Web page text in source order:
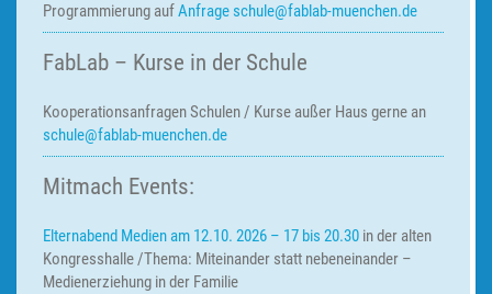
Programmierung aufAnfrage schule@fablab-muenchen.de
FabLab – Kurse in der Schule
KooperationsanfragenSchulen / Kurse außer Haus gerne an
schule@fablab-muenchen.de
Mitmach Events:
Elternabend Medien am 12.10. 2026 – 17 bis 20.30 in der alten
Kongresshalle /Thema: Miteinander statt nebeneinander –
Medienerziehung in der Familie